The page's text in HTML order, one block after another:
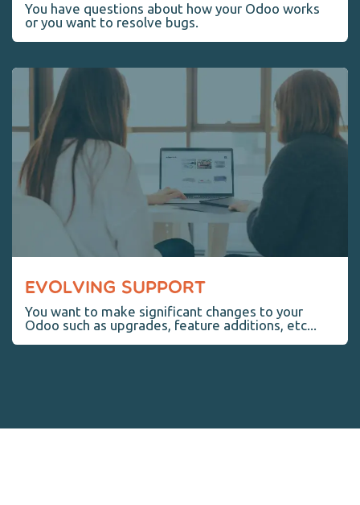
You have questions about how your Odoo works
or you want to resolve bugs.
EVOLVING SUPPORT
You want to make significant changes to your
Odoo such as upgrades, feature additions, etc...